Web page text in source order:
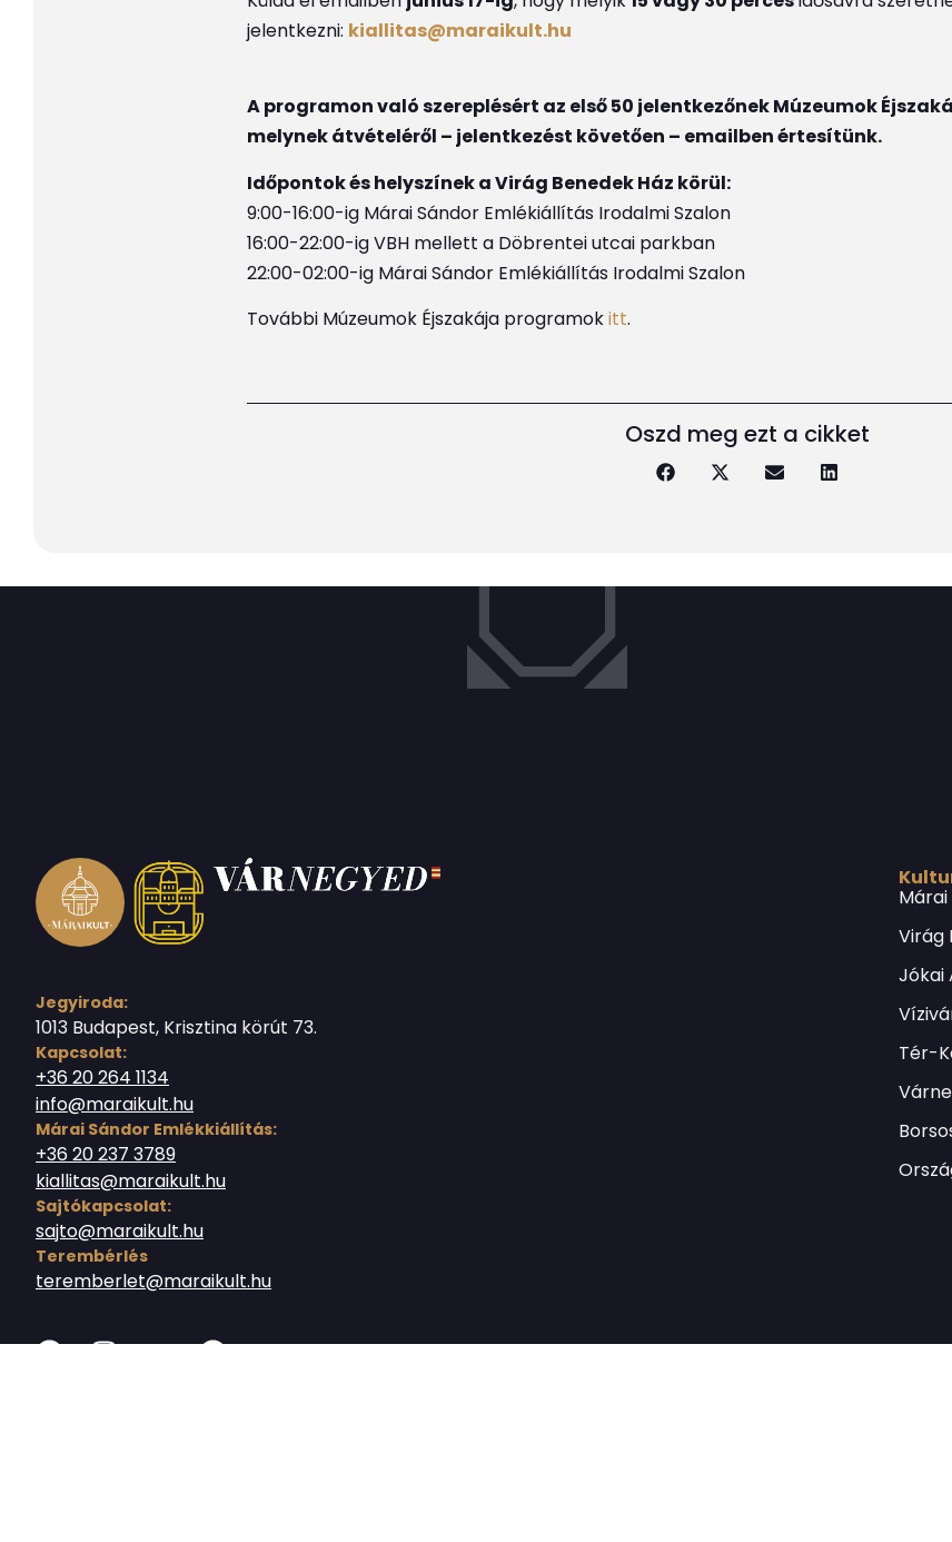
jelentkezni: kiallitas@maraikult.hu
A programon való szereplésért az első 50 jelentkezőnek Múzeumok
melynek átvételéről – jelentkezést követően – emailben értesítünk.
Időpontok és helyszínek a Virág Benedek Ház körül:
9:00-16:00-ig Márai Sándor Emlékiállítás Irodalmi Szalon
16:00-22:00-ig VBH mellett a Döbrentei utcai parkban
22:00-02:00-ig Márai Sándor Emlékiállítás Irodalmi Szalon
További Múzeumok Éjszakája programokitt.
Oszd meg ezt a cikket
Jegyiroda:
1013 Budapest, Krisztina körút 73.
Kapcsolat:
+36 20 264 1134
info@maraikult.hu
Márai Sándor Emlékkiállítás:
+36 20 237 3789
kiallitas@maraikult.hu
Sajtókapcsolat:
sajto@maraikult.hu
Terembérlés
teremberlet@maraikult.hu
Virág
Jókai
Tér-